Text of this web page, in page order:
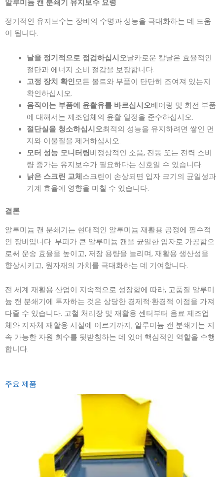
알루미늄 캔 분쇄기 유지보수 요령
정기적인 유지보수는 장비의 수명과 성능을 극대화하는 데 도움
이 됩니다.
날을 정기적으로 점검하십시오날카로운 칼날은 효율적인
절단과 에너지 소비 절감을 보장합니다.
고정 장치 확인 모든 볼트와 부품이 단단히 조여져 있는지
확인하십시오.
움직이는 부품에 윤활유를 바르십시오베어링 및 회전 부품
에 대해서는 제조업체의 윤활 일정을 준수하십시오.
절단실을 청소하십시오최적의 성능을 유지하려면 쌓인 먼
지와 이물질을 제거하십시오.
모터 성능 모니터링비정상적인 소음, 진동 또는 전력 소비
량 증가는 유지보수가 필요하다는 신호일 수 있습니다.
낡은 스크린 교체 스크린이 손상되면 입자 크기의 균일성과
기계 효율에 영향을 미칠 수 있습니다.
결론
알루미늄 캔 분쇄기는 현대적인 알루미늄 재활용 공정에 필수적
인 장비입니다. 부피가 큰 알루미늄 캔을 균일한 입자로 가공함으
로써 운송 효율을 높이고, 저장 용량을 늘리며, 재활용 생산성을
향상시키고, 원자재의 가치를 극대화하는 데 기여합니다.
전 세계 재활용 산업이 지속적으로 성장함에 따라, 고품질 알루미
늄 캔 분쇄기에 투자하는 것은 상당한 경제적·환경적 이점을 가져
다줄 수 있습니다. 고철 처리장 및 재활용 센터부터 음료 제조업
체와 지자체 재활용 시설에 이르기까지, 알루미늄 캔 분쇄기는 지
속 가능한 자원 회수를 뒷받침하는 데 있어 핵심적인 역할을 수행
합니다.
주요 제품